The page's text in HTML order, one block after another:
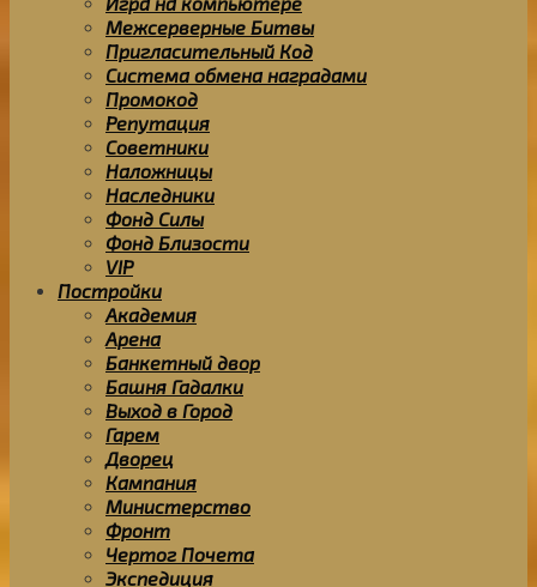
Межсерверные Битвы
Пригласительный Код
Система обмена наградами
Промокод
Репутация
Советники
Наложницы
Наследники
Фонд Силы
Фонд Близости
VIP
Постройки
Академия
Арена
Банкетный двор
Башня Гадалки
Выход в Город
Гарем
Дворец
Кампания
Министерство
Фронт
Чертог Почета
Экспедиция